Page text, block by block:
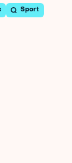
Sport